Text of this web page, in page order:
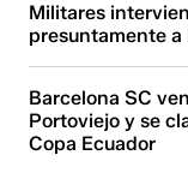
Militares
presuntamente a
Barcelona SC
Portoviejo y se
Copa Ecuador